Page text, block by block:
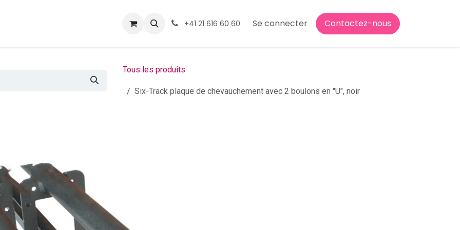
+41 21 616 60 60 Se connecter Contactez-nous
Tous les produits
Six-Track plaque de chevauchement avec 2 boulons en "U", noir